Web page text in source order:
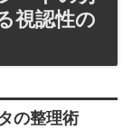
視認性の
の整理術